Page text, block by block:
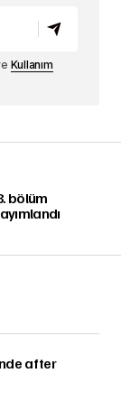
Kullanım
bölüm
after